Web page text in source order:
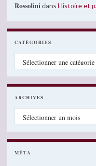
Rossolinidans Histoire et
CATÉGORIES
Catégories
ARCHIVES
Archives
MÉTA